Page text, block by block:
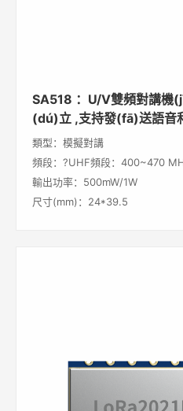
SA518 ：U/V雙頻對講機
(dú)立 ,支持發(fā)送語
類型：模擬對講
頻段：?UHF頻段：400~470
輸出功率：500mW/1W
尺寸(mm)：24*39.5